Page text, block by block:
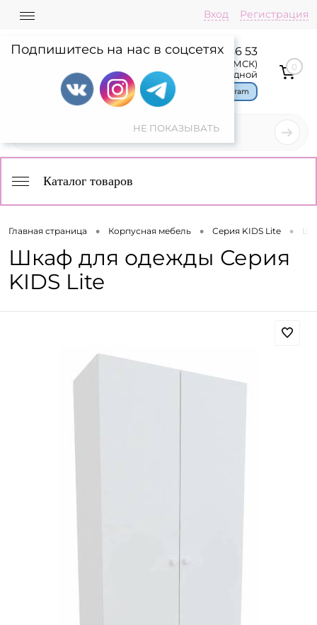
Подпишитесь на нас в соцсетях
Вход Регистрация
8 800 775 36 53
Пн-Пт: 08:00-17:00(МСК)
Сб,Вс: выходной
Чат в Telegram
0
Каталог товаров
Главная страница • Корпусная мебель • Серия KIDS Lite •
Шкаф для одежды Серия
KIDS Lite